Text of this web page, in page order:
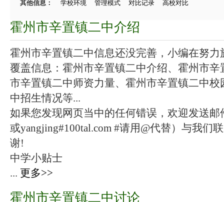
其他信息：
学校环境 管理模式 对比记录 高校对比
霍州市辛置镇二中介绍
霍州市辛置镇二中信息还没完善，小编在努力
覆盖信息：霍州市辛置镇二中介绍、霍州市
市辛置镇二中师资力量、霍州市辛置镇二中
中招生情况等...
如果您发现网页当中的任何错误，欢迎发送邮
或yangjing#100tal.com #请用@代替）与我们
谢!
中学小贴士
... 更多>>
霍州市辛置镇二中讨论